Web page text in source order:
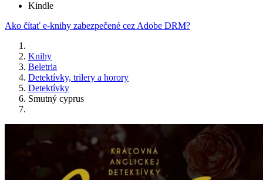
Kindle
Ako čítať e-knihy zabezpečené cez Adobe DRM?
Knihy
Beletria
Detektívky, trilery a horory
Detektívky
Smutný cyprus